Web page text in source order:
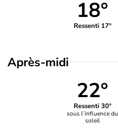
18°
Ressenti 17°
Après-midi
22°
Ressenti 30°
sous l’influence du
soleil